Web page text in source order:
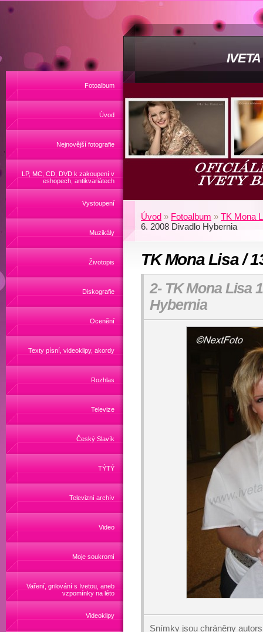
Fotoalbum
Úvod
Nejnovější fotografie
LP, MC, CD, DVD k zakoupení v
eshopech, antikvariátech
Vystoupení
Muzikály
Životopis
Diskografie
Ocenění
Texty písní, videoklipy, akordy
Rozhlas
Televize
Český Slavík
TÝTÝ
Televizní archív
Video
Moje soukromí
Vaření, grilování s Ivetou, aneb
vzpomínky na léto
Videoklipy
Úvod » Fotoalbum » TK Mona
6. 2008 Divadlo Hybernia
TK Mona Lisa /
2- TK Mona Lisa
Hybernia
Snímky jsou chráněny